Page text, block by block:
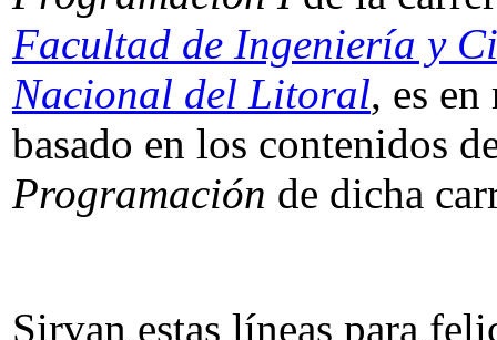
Facultad de Ingeniería y
Nacional del Litoral, es
basado en los contenidos
Programación de dicha
Sirvan estas líneas para